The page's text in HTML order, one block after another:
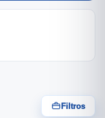
Filtros